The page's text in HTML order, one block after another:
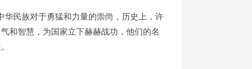
华民族对于勇猛和力量的崇尚，历史上，许
和智慧，为国家立下赫赫战功，他们的名